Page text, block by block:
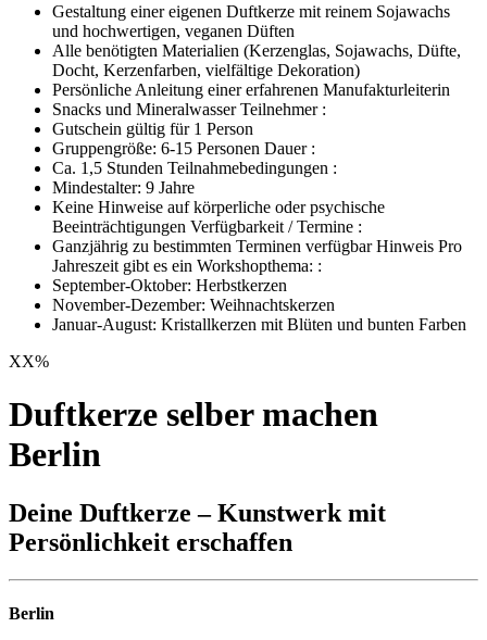
Gestaltung einer eigenen Duftkerze mit reinem Sojawachs
und hochwertigen, veganen Düften
Alle benötigten Materialien (Kerzenglas, Sojawachs, Düfte,
Docht, Kerzenfarben, vielfältige Dekoration)
Persönliche Anleitung einer erfahrenen Manufakturleiterin
Snacks und Mineralwasser Teilnehmer :
Gutschein gültig für 1 Person
Gruppengröße: 6-15 Personen Dauer :
Ca. 1,5 Stunden Teilnahmebedingungen :
Mindestalter: 9 Jahre
Keine Hinweise auf körperliche oder psychische
Beeinträchtigungen Verfügbarkeit / Termine :
Ganzjährig zu bestimmten Terminen verfügbar Hinweis Pro
Jahreszeit gibt es ein Workshopthema: :
September-Oktober: Herbstkerzen
November-Dezember: Weihnachtskerzen
Januar-August: Kristallkerzen mit Blüten und bunten Farben
XX%
Duftkerze selber machen
Berlin
Deine Duftkerze – Kunstwerk mit
Persönlichkeit erschaffen
Berlin